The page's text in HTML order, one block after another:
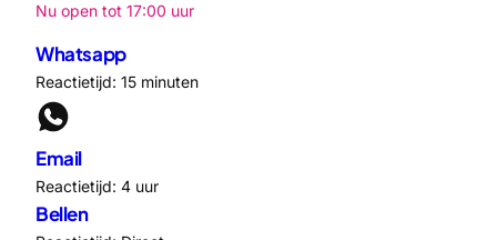
Nu open tot 17:00 uur
Whatsapp
Reactietijd: 15 minuten
Email
Reactietijd: 4 uur
Bellen